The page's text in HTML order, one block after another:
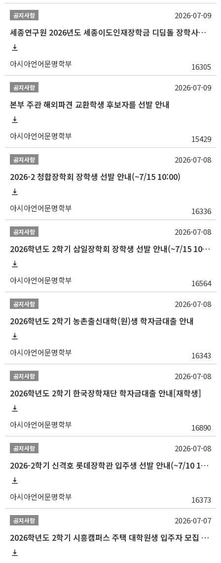
공지사항
세종연구원 2026년도 세종이도인재장학금 디딤돌 장학사업 학자금대출 관련분야(원금상환, 이자지원) 신청 사업 안내
아시아언어문명학부 16305
2026-07-09
공지사항
본부 주관 해외파견 교환학생 후보자를 선발 안내
아시아언어문명학부 15429
2026-07-09
공지사항
2026-2 청합장학회 장학생 선발 안내(~7/15 10:00)
아시아언어문명학부 16336
2026-07-08
공지사항
2026학년도 2학기 삼일장학회 장학생 선발 안내(~7/15 10:00)
아시아언어문명학부 16564
2026-07-08
공지사항
2026학년도 2학기 농촌출신대학(원)생 학자금대출 안내
아시아언어문명학부 16343
2026-07-08
공지사항
2026학년도 2학기 한국장학재단 학자금대출 안내[재학생]
아시아언어문명학부 16890
2026-07-08
공지사항
2026-2학기 신격호 롯데장학관 입주생 선발 안내(~7/10 10:00)
아시아언어문명학부 16373
2026-07-08
공지사항
2026학년도 2학기 시흥캠퍼스 주택 대학원생 입주자 모집 안내
2026-07-07